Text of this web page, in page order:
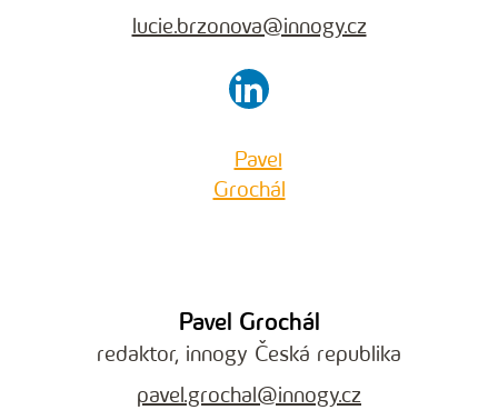
lucie.brzonova@innogy.cz
Pavel Grochál
redaktor, innogy Česká republika
pavel.grochal@innogy.cz